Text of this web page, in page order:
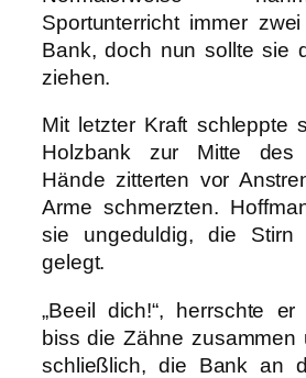
Sportunterricht immer
Bank, doch nun sollte sie
ziehen.
Mit letzter Kraft schleppte
Holzbank zur Mitte des
Hände zitterten vor
Arme schmerzten.
sie ungeduldig, die
gelegt.
„Beeil dich!“, herrschte
biss die Zähne zusammen
schließlich, die Bank an